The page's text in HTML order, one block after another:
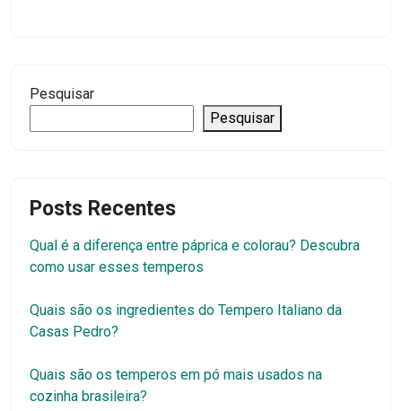
Pesquisar
Pesquisar
Posts Recentes
Qual é a diferença entre páprica e colorau? Descubra
como usar esses temperos
Quais são os ingredientes do Tempero Italiano da
Casas Pedro?
Quais são os temperos em pó mais usados na
cozinha brasileira?